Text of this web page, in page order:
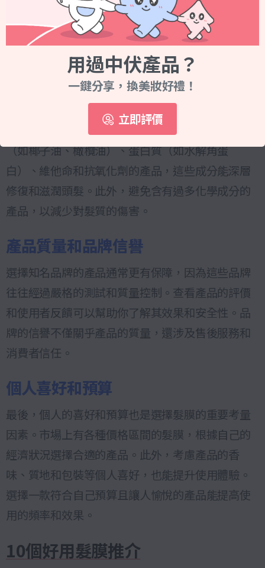
髮經常斷裂或分叉，可以選擇專門針對修復的髮
膜；如果頭髮乾燥、毛躁，可以選擇滋潤型髮膜。
針對染燙後的修護，則應選擇含有修復成分的髮
膜，幫助恢復髮絲的健康。
髮膜的成分對其效果至關重要。尋找含有天然油脂
（如椰子油、橄欖油）、蛋白質（如水解角蛋
白）、維他命和抗氧化劑的產品，這些成分能深層
修復和滋潤頭髮。此外，避免含有過多化學成分的
產品，以減少對髮質的傷害。
產品質量和品牌信譽
選擇知名品牌的產品通常更有保障，因為這些品牌
往往經過嚴格的測試和質量控制。查看產品的評價
和使用者反饋可以幫助你了解其效果和安全性。品
牌的信譽不僅關乎產品的質量，還涉及售後服務和
消費者信任。
個人喜好和預算
最後，個人的喜好和預算也是選擇髮膜的重要考量
因素。市場上有各種價格區間的髮膜，根據自己的
經濟狀況選擇合適的產品。此外，考慮產品的香
味、質地和包裝等個人喜好，也能提升使用體驗。
選擇一款符合自己預算且讓人愉悅的產品能提高使
用的頻率和效果。
10個好用髮膜推介
用過中伏產品？
一鍵分享，換美妝好禮！
立即評價